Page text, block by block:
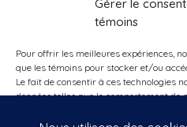
Gérer le
témoins
Pour offrir les meilleures expériences,
que les témoins pour stocker et/ou
Le fait de consentir à ces technologies
données telles que le comportement de
un effet négatif sur certaines
509, rue
Montréal,